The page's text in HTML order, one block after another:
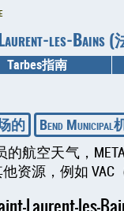
les-
Tarbes指南
的 Bend
空天气，
源，例如 VAC